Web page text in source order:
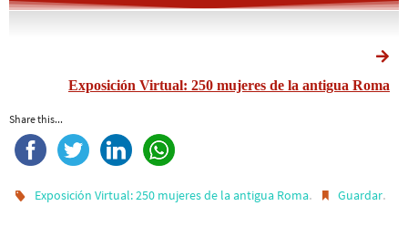
Exposición Virtual: 250 mujeres de la antigua Roma
Share this...
Exposición Virtual: 250 mujeres de la antigua Roma. Guardar.